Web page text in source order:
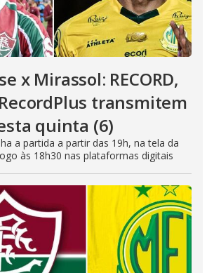
x Mirassol: RECORD,
transmitem
quinta (6)
a partida a partir das 19h, na tela da
às 18h30 nas plataformas digitais